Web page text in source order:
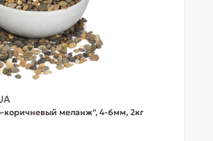
коричневый меланж", 4-6мм, 2кг